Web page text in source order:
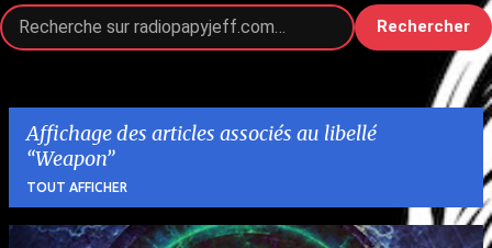
Rechercher
Affichage des articles associés au libellé
Weapon
TOUT AFFICHER